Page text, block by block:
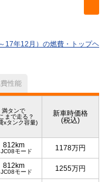
17年12月）の燃費・トップヘ
性能
満タンで
まで走る？
xタンク容量)
新車時価格
(税込)
812km
モード 1178万円
812km
モード 1255万円